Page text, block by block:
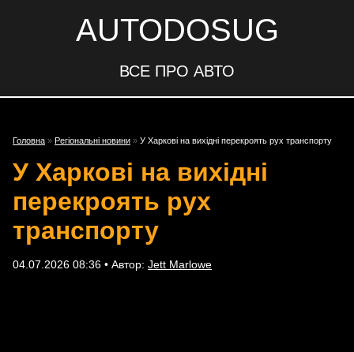
AUTODOSUG
ВСЕ ПРО АВТО
Головна » Регіональні новини » У Харкові на вихідні перекроять рух транспорту
У Харкові на вихідні
перекроять рух
транспорту
04.07.2026 08:36 • Автор: Jett Marlowe